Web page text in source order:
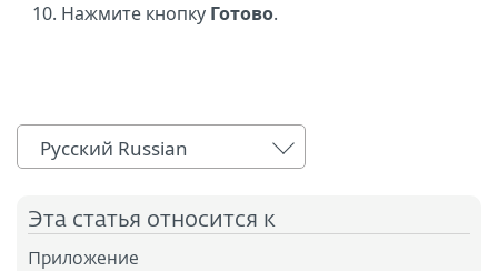
Нажмите кнопку Готово.
Русский Russian
Эта статья относится к
Приложение